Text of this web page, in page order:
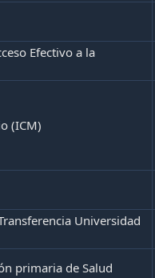
Efectivo a la
(ICM)
Universidad
primaria de Salud